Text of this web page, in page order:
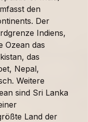
den
Der
Indiens,
Ozean das
das
Nepal,
Weitere
sind Sri Lanka
Land der